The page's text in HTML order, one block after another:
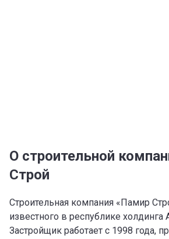
О строительной
Строй
Строительная компания «Памир
известного в республике холдинга
Застройщик работает с 1998 года,